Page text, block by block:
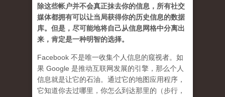
除这些帐户并不会真正抹去你的信息，所有社交
媒体都拥有可以让当局获得你的历史信息的数据
库。但是，尽可能地将自己从信息网格中分离出
来，肯定是一种明智的选择。
Facebook 不是唯一收集个人信息的窥视者。如
果 Google 是推动互联网发展的引擎，那么个人
信息就是让它的石油。通过它的地图应用程序，
它知道你去过哪里，你怎么到达那里的（步行，